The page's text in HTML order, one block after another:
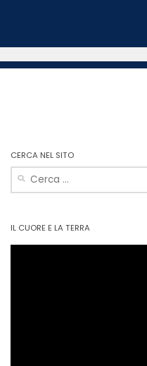
CERCA NEL SITO
Ricerca
per:
IL CUORE E LA TERRA